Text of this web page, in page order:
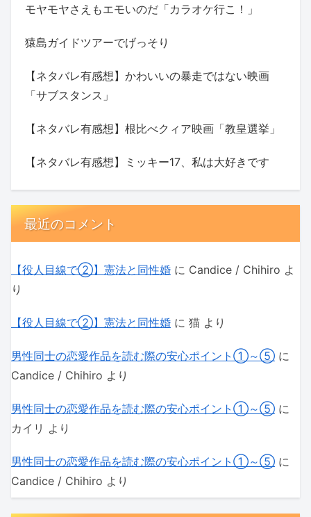
モヤモヤさえもエモいのだ「カラオケ行こ！」
猿島ガイドツアーでげっそり
【ネタバレ有感想】かわいいの暴走ではない映画
「サブスタンス」
【ネタバレ有感想】根比べクィア映画「教皇選挙」
【ネタバレ有感想】ミッキー17、私は大好きです
最近のコメント
【役人目線で②】憲法と同性婚 に Candice / Chihiro よ
り
【役人目線で②】憲法と同性婚 に 猫 より
男性同士の恋愛作品を読む際の安心ポイント①～⑤ に
Candice / Chihiro より
男性同士の恋愛作品を読む際の安心ポイント①～⑤ に
カイリ より
男性同士の恋愛作品を読む際の安心ポイント①～⑤ に
Candice / Chihiro より